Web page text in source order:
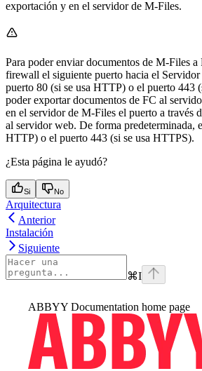
exportación y en el servidor de M-Files.
Para poder enviar documentos de M-Files a
firewall el siguiente puerto hacia el Servidor
puerto 80 (si se usa HTTP) o el puerto 443
poder exportar documentos de FC al
en el servidor de M-Files el puerto a través
al servidor web. De forma predeterminada,
HTTP) o el puerto 443 (si se usa HTTPS).
¿Esta página le ayudó?
Si No
Arquitectura
Anterior
Instalación
Siguiente
⌘I
ABBYY Documentation home page